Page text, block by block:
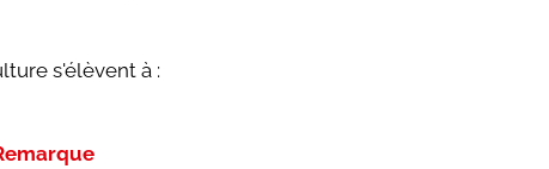
s'élèvent à :